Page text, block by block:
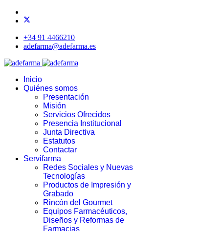
+34 91 4466210
adefarma@adefarma.es
Inicio
Quiénes somos
Presentación
Misión
Servicios Ofrecidos
Presencia Institucional
Junta Directiva
Estatutos
Contactar
Servifarma
Redes Sociales y Nuevas
Tecnologías
Productos de Impresión y
Grabado
Rincón del Gourmet
Equipos Farmacéuticos,
Diseños y Reformas de
Farmacias